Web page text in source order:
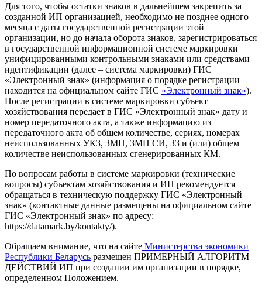
Для того, чтобы остатки знаков в дальнейшем закрепить за
созданной ИП организацией, необходимо не позднее одного
месяца с даты государственной регистрации этой
организации, но до начала оборота знаков, зарегистрироваться
в государственной информационной системе маркировки
унифицированными контрольными знаками или средствами
идентификации (далее – система маркировки) ГИС
«Электронный знак» (информация о порядке регистрации
находится на официальном сайте ГИС «Электронный знак»).
После регистрации в системе маркировки субъект
хозяйствования передает в ГИС «Электронный знак» дату и
номер передаточного акта, а также информацию из
передаточного акта об общем количестве, сериях, номерах
неиспользованных УКЗ, ЗМН, ЗМН СИ, ЗЗ и (или) общем
количестве неиспользованных сгенерированных КМ.
По вопросам работы в системе маркировки (технические
вопросы) субъектам хозяйствования и ИП рекомендуется
обращаться в техническую поддержку ГИС «Электронный
знак» (контактные данные размещены на официальном сайте
ГИС «Электронный знак» по адресу:
https://datamark.by/kontakty/).
Обращаем внимание, что на сайте Министерства экономики
Республики Беларусь размещен ПРИМЕРНЫЙ АЛГОРИТМ
ДЕЙСТВИЙ ИП при создании им организации в порядке,
определенном Положением.